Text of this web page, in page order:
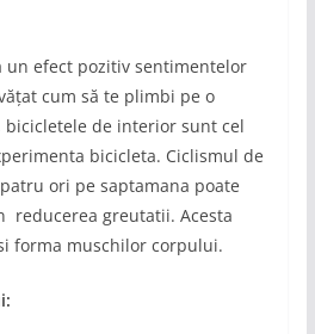
un efect pozitiv sentimentelor
cum să te plimbi pe o
de interior sunt cel
bicicleta. Ciclismul de
ori pe saptamana poate
reducerea greutatii. Acesta
forma muschilor corpului.